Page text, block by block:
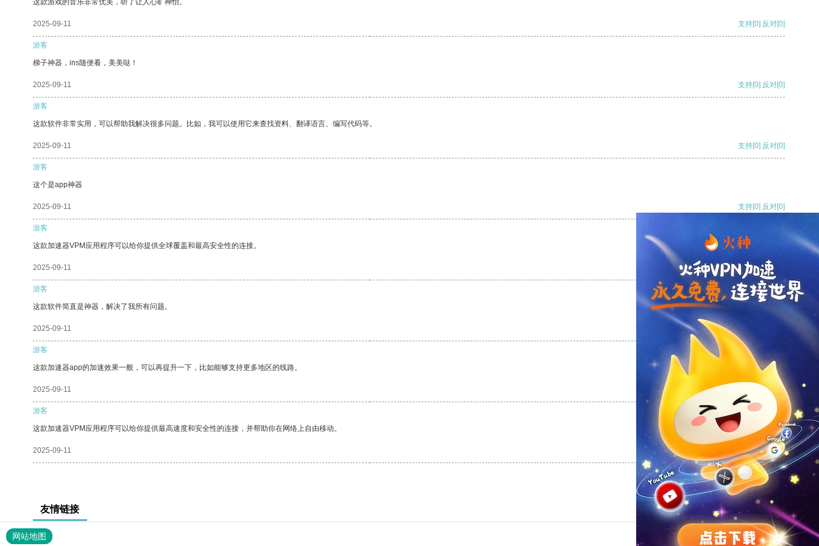
这款游戏的音乐非常优美，听了让人心旷神怡。
2025-09-11 支持[0] 反对[0]
游客
梯子神器，ins随便看，美美哒！
2025-09-11 支持[0] 反对[0]
游客
这款软件非常实用，可以帮助我解决很多问题。比如，我可以使用它来查找资料、翻译语言、编写代码等。
2025-09-11 支持[0] 反对[0]
游客
这个是app神器
2025-09-11 支持[0] 反对[0]
游客
这款加速器VPM应用程序可以给你提供全球覆盖和最高安全性的连接。
2025-09-11 支持[0] 反对
游客
这款软件简直是神器，解决了我所有问题。
2025-09-11 支持
游客
这款加速器app的加速效果一般，可以再提升一下，比如能够支持更多地区的线路。
2025-09-11 反对 [0]
游客
这款加速器VPM应用程序可以给你提供最高速度和安全性的连接，并帮助你在网络上自由移动。
2025-09-11 支持[0] 反对[0]
友情链接
网站地图